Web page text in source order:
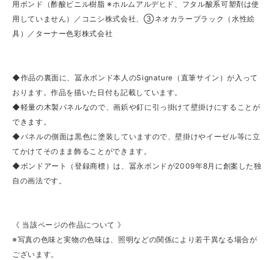
用ボンド（酢酸ビニル樹脂 ※ホルムアルデヒド、フタル酸系可塑剤は使
用していません）／コニシ株式会社、③ネオカラーブラック（水性絵
具）／ターナー色彩株式会社
◆作品の裏面に、冨永ボンド本人のSignature（直筆サイン）が入って
おります。作品を描いた日付も記載しています。
◆軽量の木製パネルなので、画鋲や釘に引っ掛けて壁掛けにすることが
できます。
◆パネルの側面は黒色に塗装していますので、壁掛けやイーゼル等に立
てかけてそのまま飾ることができます。
◆ボンドアート（登録商標）は、冨永ボンドが2009年8月に創案した独
自の画法です。
《 当該ページの作品について 》
※写真の色味と実物の色味は、照明などの関係により若干異なる場合が
ございます。